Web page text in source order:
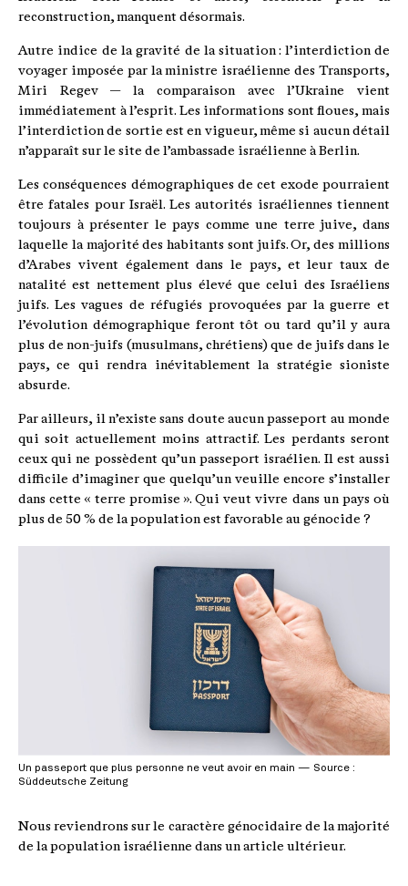
reconstruction, manquent désormais.
Autre indice de la gravité de la situation : l’interdiction de
voyager imposée par la ministre israélienne des Transports,
Miri Regev — la comparaison avec l’Ukraine vient
immédiatement à l’esprit. Les informations sont floues, mais
l’interdiction de sortie est en vigueur, même si aucun détail
n’apparaît sur le site de l’ambassade israélienne à Berlin.
Les conséquences démographiques de cet exode pourraient
être fatales pour Israël. Les autorités israéliennes tiennent
toujours à présenter le pays comme une terre juive, dans
laquelle la majorité des habitants sont juifs. Or, des millions
d’Arabes vivent également dans le pays, et leur taux de
natalité est nettement plus élevé que celui des Israéliens
juifs. Les vagues de réfugiés provoquées par la guerre et
l’évolution démographique feront tôt ou tard qu’il y aura
plus de non-juifs (musulmans, chrétiens) que de juifs dans le
pays, ce qui rendra inévitablement la stratégie sioniste
absurde.
Par ailleurs, il n’existe sans doute aucun passeport au monde
qui soit actuellement moins attractif. Les perdants seront
ceux qui ne possèdent qu’un passeport israélien. Il est aussi
difficile d’imaginer que quelqu’un veuille encore s’installer
dans cette « terre promise ». Qui veut vivre dans un pays où
plus de 50 % de la population est favorable au génocide ?
Un passeport que plus personne ne veut avoir en main — Source :
Süddeutsche Zeitung
Nous reviendrons sur le caractère génocidaire de la majorité
de la population israélienne dans un article ultérieur.